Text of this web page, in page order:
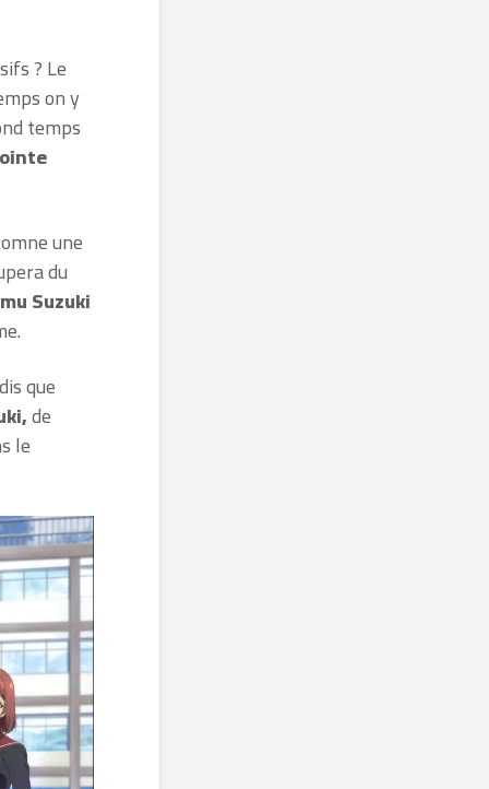
? Le
on y
temps
une
du
Suzuki
que
de
le